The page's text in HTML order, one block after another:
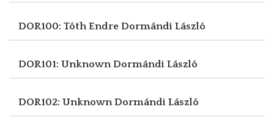
DOR100: Tóth Endre Dormándi László
DOR101: UnknownDormándi László
DOR102: UnknownDormándi László